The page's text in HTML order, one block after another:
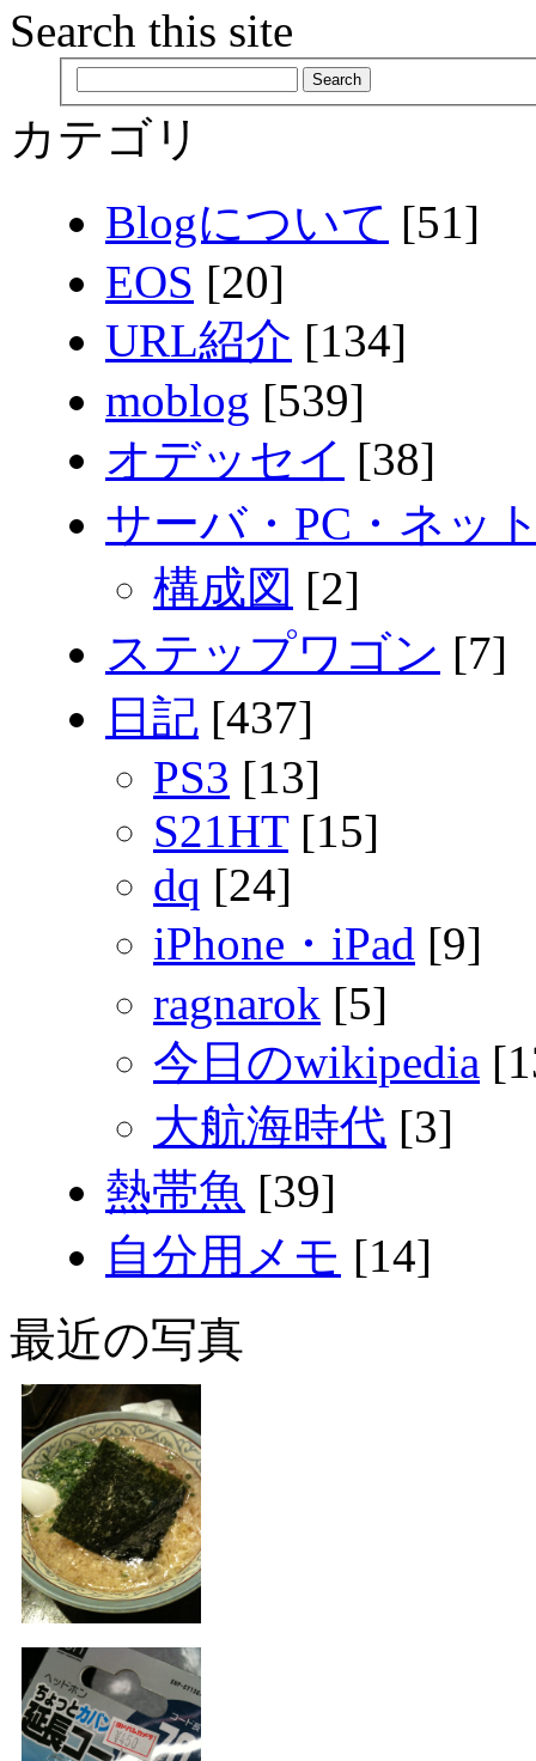
Search this site
カテゴリ
Blogについて [51]
EOS [20]
URL紹介 [134]
moblog [539]
オデッセイ [38]
サーバ・PC・ネッ
構成図 [2]
ステップワゴン [7]
日記 [437]
PS3 [13]
S21HT[15]
dq [24]
iPhone・iPad [9]
ragnarok [5]
今日のwikipedia
大航海時代 [3]
熱帯魚 [39]
自分用メモ [14]
最近の写真